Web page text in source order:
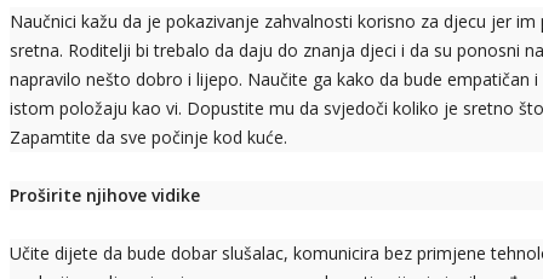
Naučnici kažu da je pokazivanje zahvalnosti korisno za djecu jer
sretna. Roditelji bi trebalo da daju do znanja djeci i da su ponosni
napravilo nešto dobro i lijepo. Naučite ga kako da bude
istom položaju kao vi. Dopustite mu da svjedoči koliko je sretno
Zapamtite da sve počinje kod kuće.
Proširite njihove vidike
Učite dijete da bude dobar slušalac, komunicira bez primjene